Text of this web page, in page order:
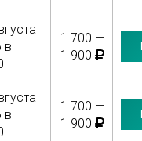
в
1 700 —
1 900
в
1 700 —
1 900